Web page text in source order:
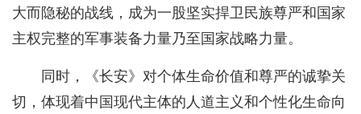
大而隐秘的战线，成为一股坚实捍卫民族尊严和国家
主权完整的军事装备力量乃至国家战略力量。
同时，《长安》对个体生命价值和尊严的诚挚关
切，体现着中国现代主体的人道主义和个性化生命向